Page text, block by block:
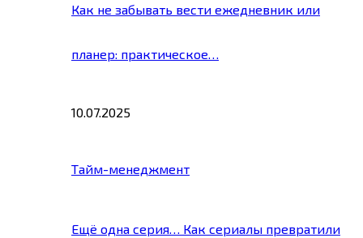
Как не забывать вести ежедневник или
планер: практическое…
10.07.2025
Тайм-менеджмент
Ещё одна серия… Как сериалы превратили